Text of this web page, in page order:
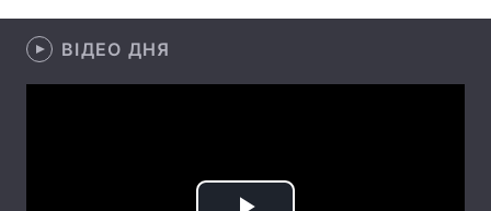
Відео з Youtube
Інтерв'ю Думки
ВІДЕО ДНЯ